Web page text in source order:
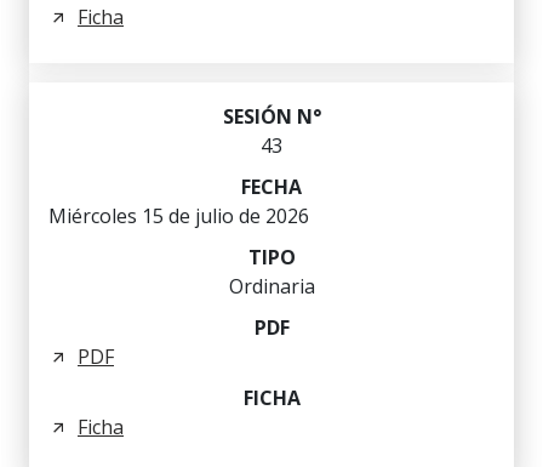
Ficha
43
Miércoles 15 de julio de 2026
Ordinaria
PDF
Ficha